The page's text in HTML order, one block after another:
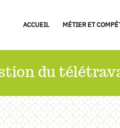
ACCUEIL MÉTIER ET
du